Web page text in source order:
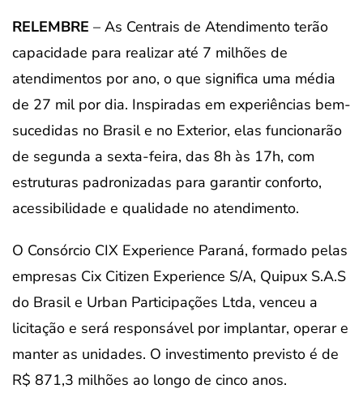
RELEMBRE – As Centrais de Atendimento terão
capacidade para realizar até 7 milhões de
atendimentos por ano, o que significa uma média
de 27 mil por dia. Inspiradas em experiências bem-
sucedidas no Brasil e no Exterior, elas funcionarão
de segunda a sexta-feira, das 8h às 17h, com
estruturas padronizadas para garantir conforto,
acessibilidade e qualidade no atendimento.
O Consórcio CIX Experience Paraná, formado pelas
empresas Cix Citizen Experience S/A, Quipux S.A.S
do Brasil e Urban Participações Ltda, venceu a
licitação e será responsável por implantar, operar e
manter as unidades. O investimento previsto é de
R$ 871,3 milhões ao longo de cinco anos.